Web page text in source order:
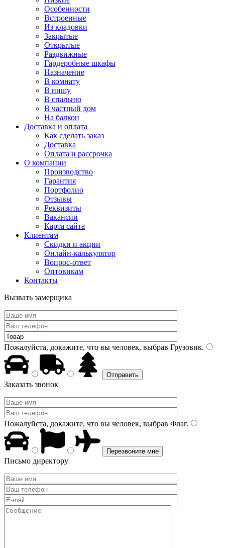
Особенности
Встроенные
Из кладовки
Закрытые
Открытые
Раздвижные
Гардеробные шкафы
Назначение
В комнату
В нишу
В спальню
В частный дом
На балкон
Доставка и оплата
Как сделать заказ
Доставка
Оплата и рассрочка
О компании
Производство
Гарантия
Портфолио
Отзывы
Реквизиты
Вакансии
Карта сайта
Клиентам
Скидки и акции
Онлайн-калькулятор
Вопрос-ответ
Оптовикам
Контакты
Вызвать замерщика
Пожалуйста, докажите, что вы человек, выбрав Грузовик.
Заказать звонок
Пожалуйста, докажите, что вы человек, выбрав Флаг.
Письмо директору